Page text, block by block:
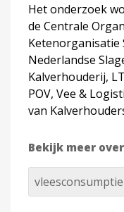
Het onderzoek
de Centrale
Ketenorganisatie
Nederlandse
Kalverhouderij,
POV, Vee &
van
Bekijk meer
vleesconsumptie